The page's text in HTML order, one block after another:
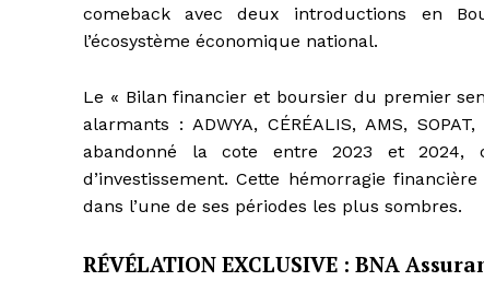
comeback avec deux introductions en
l’écosystème économique national.
Le « Bilan financier et boursier du premier
alarmants : ADWYA, CÉRÉALIS, AMS,
abandonné la cote entre 2023 et 2024,
d’investissement. Cette hémorragie
dans l’une de ses périodes les plus sombres.
RÉVÉLATION EXCLUSIVE : BNA